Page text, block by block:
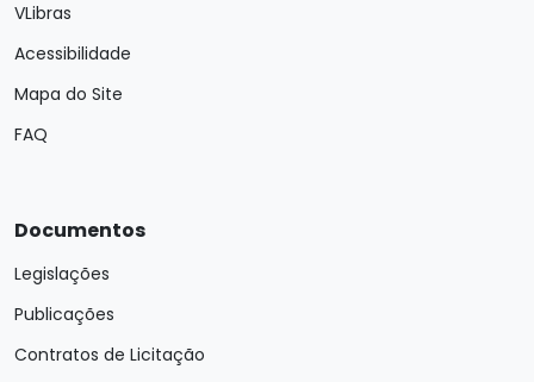
VLibras
Acessibilidade
Mapa do Site
FAQ
Documentos
Legislações
Publicações
Contratos de Licitação